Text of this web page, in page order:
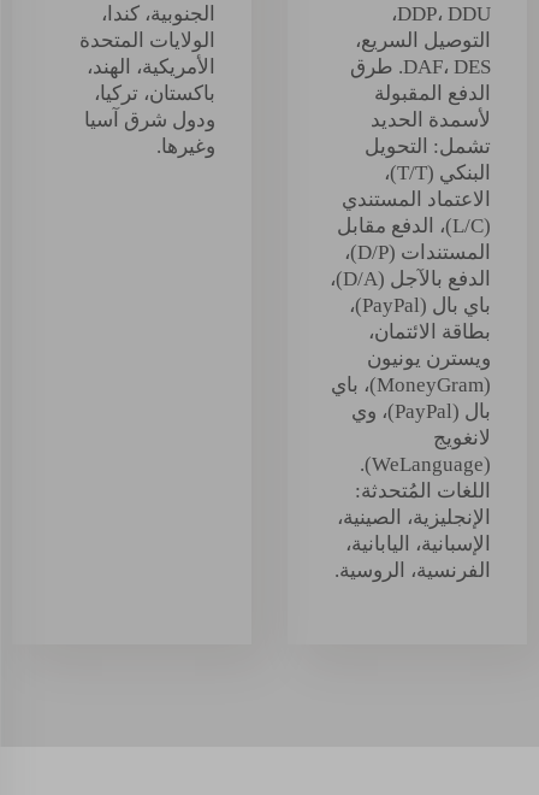
DDP، DDU،
التوصيل السريع،
DAF، DES. طرق
الدفع المقبولة
لأسمدة الحديد
تشمل: التحويل
البنكي (T/T)،
الاعتماد المستندي
(L/C)، الدفع مقابل
المستندات (D/P)،
الدفع بالآجل (D/A)،
باي بال (PayPal)،
بطاقة الائتمان،
ويسترن يونيون
(MoneyGram)، باي
بال (PayPal)، وي
لانغويج
(WeLanguage).
اللغات المُتحدثة:
الإنجليزية، الصينية،
الإسبانية، اليابانية،
الفرنسية، الروسية.
الجنوبية، كندا،
الولايات المتحدة
الأمريكية، الهند،
باكستان، تركيا،
ودول شرق آسيا
وغيرها.